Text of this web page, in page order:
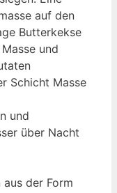
auf den
Butterkekse
und
Schicht Masse
und
über Nacht
aus der Form